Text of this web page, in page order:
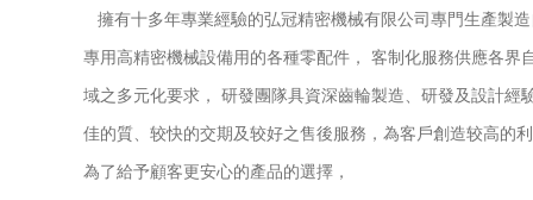
擁有十多年專業經驗的弘冠精密機械有限公司專門生產製
專用高精密機械設備用的各種零配件， 客制化服務供應各界
域之多元化要求， 研發團隊具資深齒輪製造、研發及設計經
佳的質、较快的交期及较好之售後服務，為客戶創造较高的
為了給予顧客更安心的產品的選擇，